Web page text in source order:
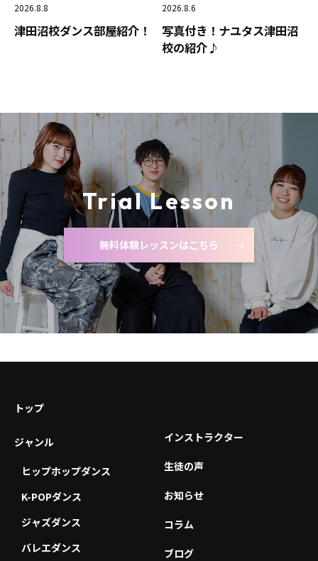
2026.8.8
津田沼校ダンス部屋紹介！
2026.8.6
写真付き！ナユタス津田沼
校の紹介♪
Trial Lesson
無料体験レッスンはこちら
トップ
ジャンル
ヒップホップダンス
K-POPダンス
ジャズダンス
バレエダンス
インストラクター
生徒の声
お知らせ
コラム
ブログ